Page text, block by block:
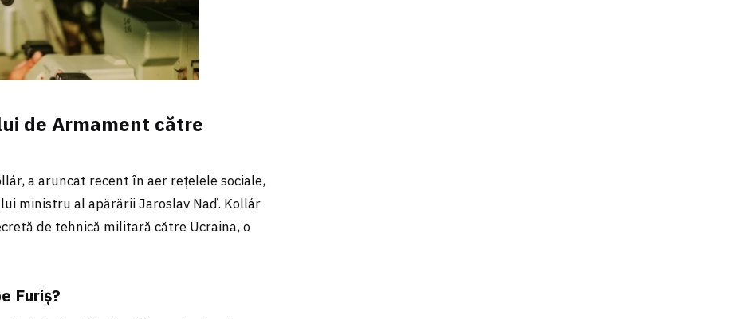
de Armament către
a aruncat recent în aer rețelele sociale,
ministru al apărării Jaroslav Naď. Kollár
de tehnică militară către Ucraina, o
Furiș?